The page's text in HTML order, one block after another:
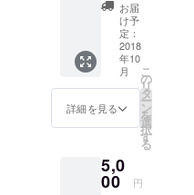
お届
け予
定：
2018
年10
月
詳細を見る
こ
の
リ
タ
ー
ン
を
選
択
す
る
5,0
00 円